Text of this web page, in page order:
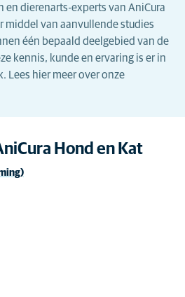
en dierenarts-experts van AniCura
middel van aanvullende studies
één bepaald deelgebied van de
kennis, kunde en ervaring is er in
Lees hier meer over onze
Hond en Kat